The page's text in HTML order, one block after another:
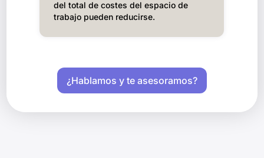
del total de costes del espacio de
trabajo pueden reducirse.
¿Hablamos y te asesoramos?